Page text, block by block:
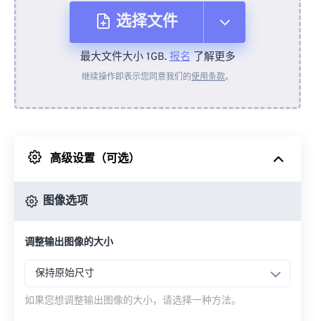
选择文件
从设备
来自 Google Drive
最大文件大小 1GB.报名了解更多
继续操作即表示您同意我们的使用条款。
高级设置（可选）
图像选项
调整输出图像的大小
保持原始尺寸
如果您想调整输出图像的大小，请选择一种方法。